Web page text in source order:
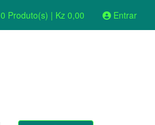
0 Produto(s) | Kz 0,00 Entrar